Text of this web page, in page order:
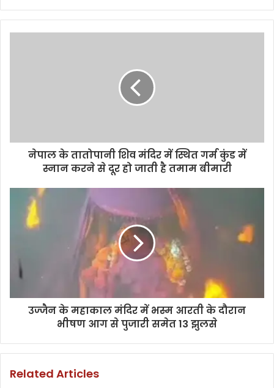
नेपाल के तातोपानी शिव मंदिर में स्थित गर्म कुंड में
स्नान करने से दूर हो जाती है तमाम बीमारी
उज्जैन के महाकाल मंदिर में भस्म आरती के दौरान
भीषण आग से पुजारी समेत 13 झुलसे
Related Articles